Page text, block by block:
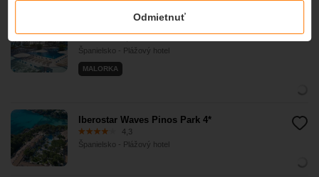
Španielsko - Plážový hotel
MALORKA
Iberostar Waves Pinos Park 4*
4,3
Španielsko - Plážový hotel
Odmietnuť